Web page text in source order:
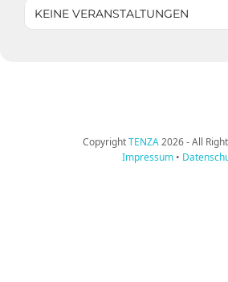
KEINE VERANSTALTUNGEN
CopyrightTENZA2026 - All
Impressum•